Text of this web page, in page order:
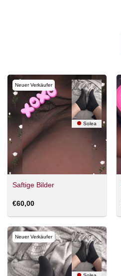
Neuer Verkäufer
Solea
Saftige Bilder
€60,00
Neuer Verkäufer